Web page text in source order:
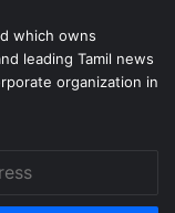
which owns
leading Tamil news
organization in